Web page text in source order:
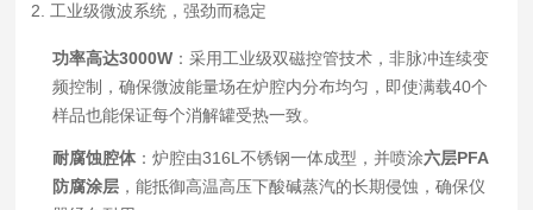
2. 工业级微波系统，强劲而稳定
功率高达3000W ：采用工业级双磁控管技术，非脉冲连续变
频控制，确保微波能量场在炉腔内分布均匀，即使满载40个
样品也能保证每个消解罐受热一致。
耐腐蚀腔体：炉腔由316L不锈钢一体成型，并喷涂六层PFA
防腐涂层 ，能抵御高温高压下酸碱蒸汽的长期侵蚀，确保仪